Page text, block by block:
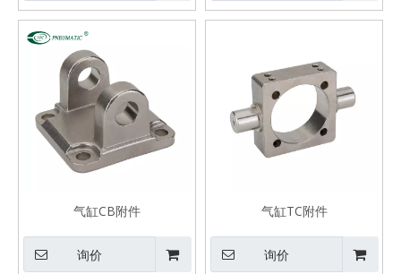
气缸CB附件
询价
气缸TC附件
询价